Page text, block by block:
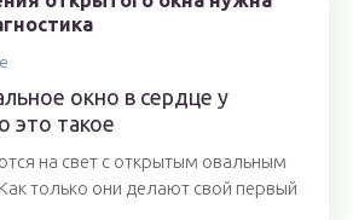
окно в сердце у
это такое
на свет с открытым овальным
только они делают свой первый